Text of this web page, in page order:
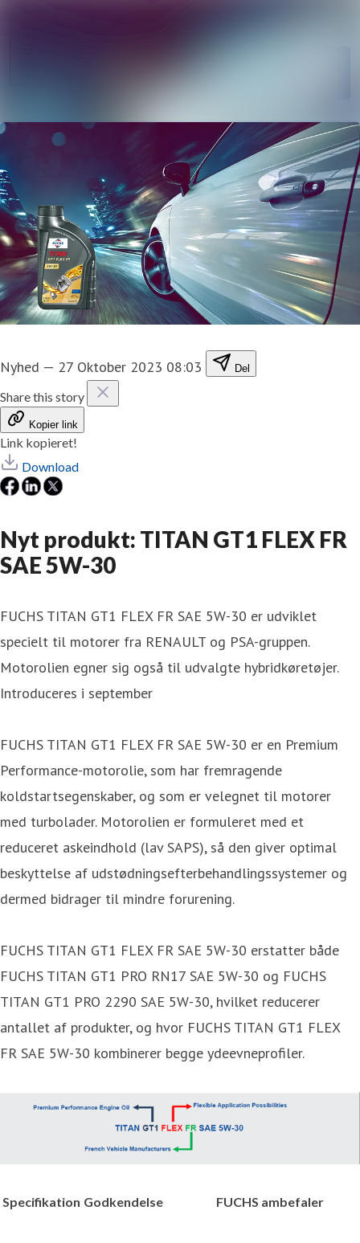
Mediebank
Nyhed — 27 Oktober 2023 08:03 Del
Share this story
Kopier link
Link kopieret!
Download
Nyt produkt: TITAN GT1 FLEX FR
SAE 5W-30
FUCHS TITAN GT1 FLEX FR SAE 5W-30 er udviklet
specielt til motorer fra RENAULT og PSA-gruppen.
Motorolien egner sig også til udvalgte hybridkøretøjer.
Introduceres i september
FUCHS TITAN GT1 FLEX FR SAE 5W-30 er en Premium
Performance-motorolie, som har fremragende
koldstartsegenskaber, og som er velegnet til motorer
med turbolader. Motorolien er formuleret med et
reduceret askeindhold (lav SAPS), så den giver optimal
beskyttelse af udstødningsefterbehandlingssystemer og
dermed bidrager til mindre forurening.
FUCHS TITAN GT1 FLEX FR SAE 5W-30 erstatter både
FUCHS TITAN GT1 PRO RN17 SAE 5W-30 og FUCHS
TITAN GT1 PRO 2290 SAE 5W-30, hvilket reducerer
antallet af produkter, og hvor FUCHS TITAN GT1 FLEX
FR SAE 5W-30 kombinerer begge ydeevneprofiler.
Specifikation Godkendelse FUCHS ambefaler